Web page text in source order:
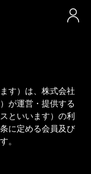
す）は、株式会社
が運営・提供する
といいます）の利
に定める会員及び
。